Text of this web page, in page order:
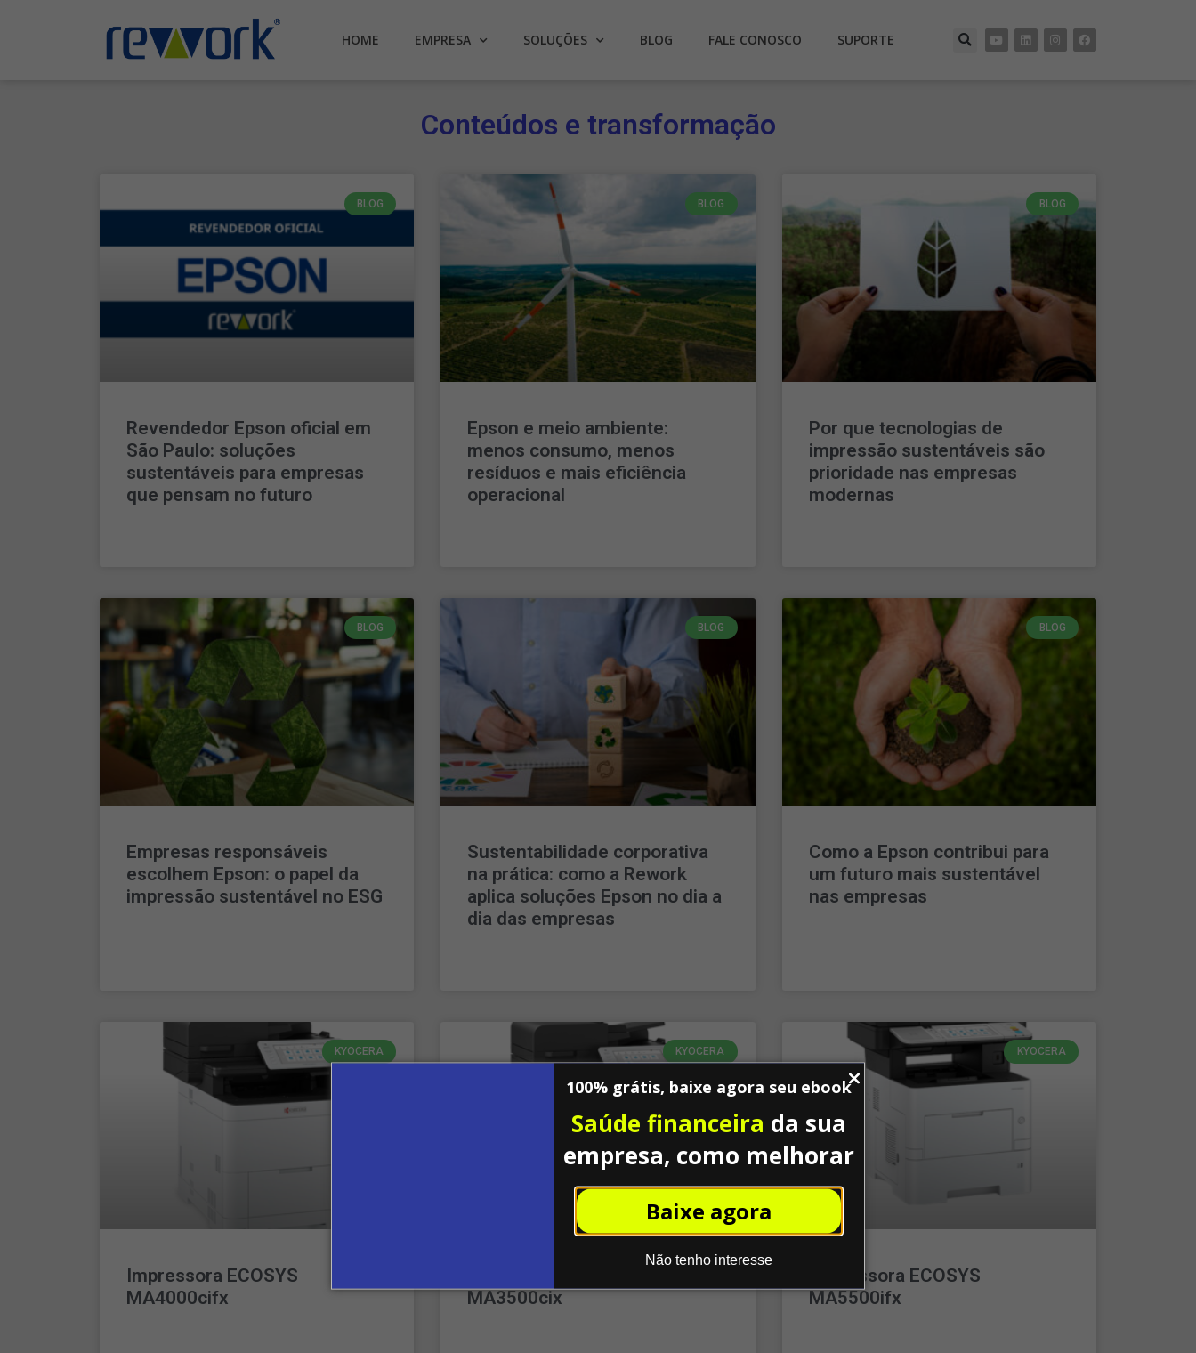
100% grátis, baixe agora seu ebook
Saúde financeira da sua
empresa, como melhorar
Baixe agora
Não tenho interesse
HOME EMPRESA SOLUÇÕES BLOG FALE CONOSCO SUPORTE
Conteúdos e transformação
BLOG
Revendedor Epson oficial em
São Paulo: soluções
sustentáveis para empresas
que pensam no futuro
BLOG
Epson e meio ambiente:
menos consumo, menos
resíduos e mais eficiência
operacional
BLOG
Por que tecnologias de
impressão sustentáveis são
prioridade nas empresas
modernas
BLOG
Empresas responsáveis
escolhem Epson: o papel da
impressão sustentável no ESG
BLOG
Sustentabilidade corporativa
na prática: como a Rework
aplica soluções Epson no dia a
dia das empresas
BLOG
Como a Epson contribui para
um futuro mais sustentável
nas empresas
KYOCERA
Impressora ECOSYS
MA4000cifx
KYOCERA
MA3500cix
KYOCERA
Impressora ECOSYS
MA5500ifx